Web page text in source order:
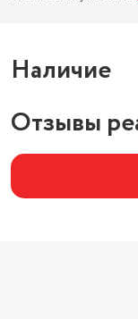
Наличие
Отзывы